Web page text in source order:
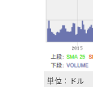
単位：ドル